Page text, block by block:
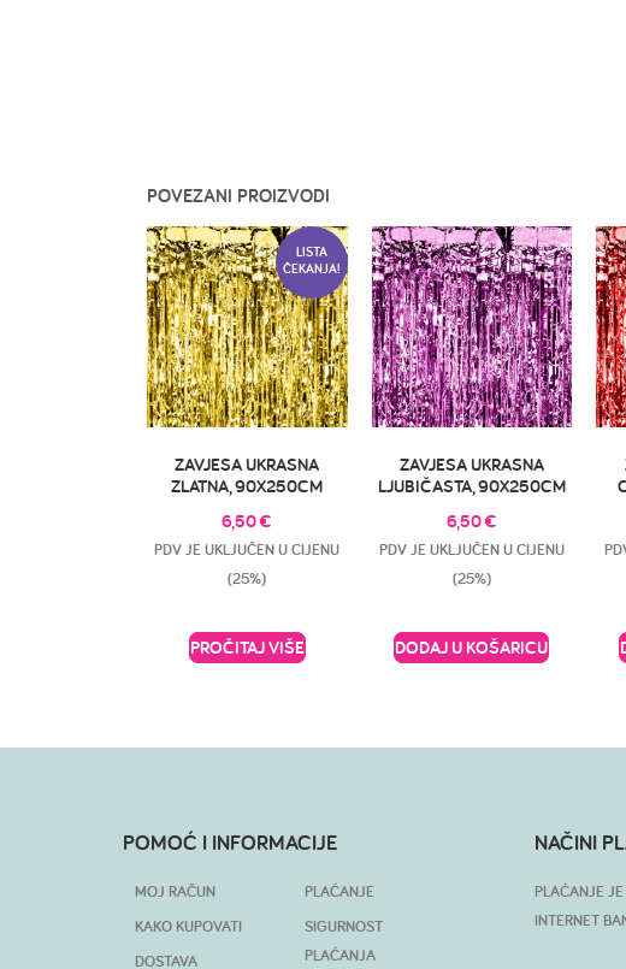
POVEZANI PROIZVODI
LISTA
ČEKANJA!
ZAVJESA UKRASNA
ZLATNA, 90X250CM
6,50€
PDV JE UKLJUČEN U CIJENU
(25%)
PROČITAJ VIŠE
ZAVJESA UKRASNA
LJUBIČASTA, 90X250CM
6,50€
PDV JE UKLJUČEN U CIJENU
(25%)
DODAJ U KOŠARICU
POMOĆ I INFORMACIJE
MOJ RAČUN
KAKO KUPOVATI
DOSTAVA
PLAĆANJE
SIGURNOST
PLAĆANJA
NAČINI
PLAĆANJE
INTERNET